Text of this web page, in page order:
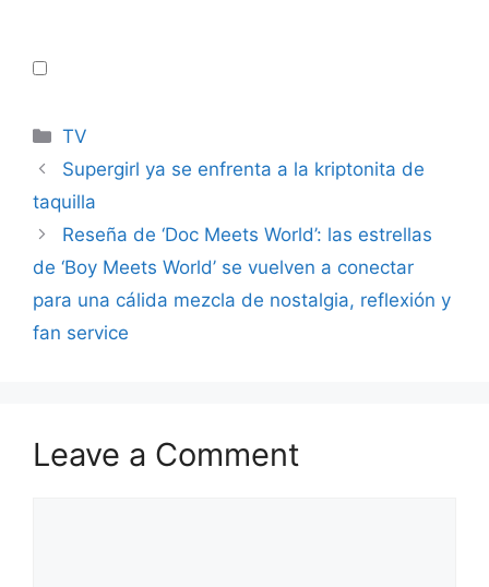
Categories
TV
Supergirl ya se enfrenta a la kriptonita de
taquilla
Reseña de ‘Doc Meets World’: las estrellas
de ‘Boy Meets World’ se vuelven a conectar
para una cálida mezcla de nostalgia, reflexión y
fan service
Leave a Comment